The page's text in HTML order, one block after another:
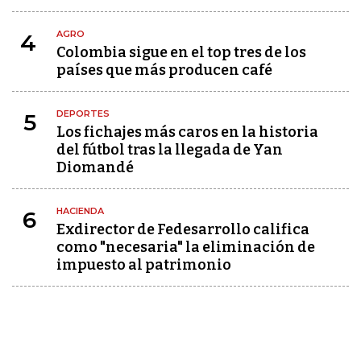
4 AGRO
Colombia sigue en el top tres de los
países que más producen café
5 DEPORTES
Los fichajes más caros en la historia
del fútbol tras la llegada de Yan
Diomandé
6 HACIENDA
Exdirector de Fedesarrollo califica
como "necesaria" la eliminación de
impuesto al patrimonio